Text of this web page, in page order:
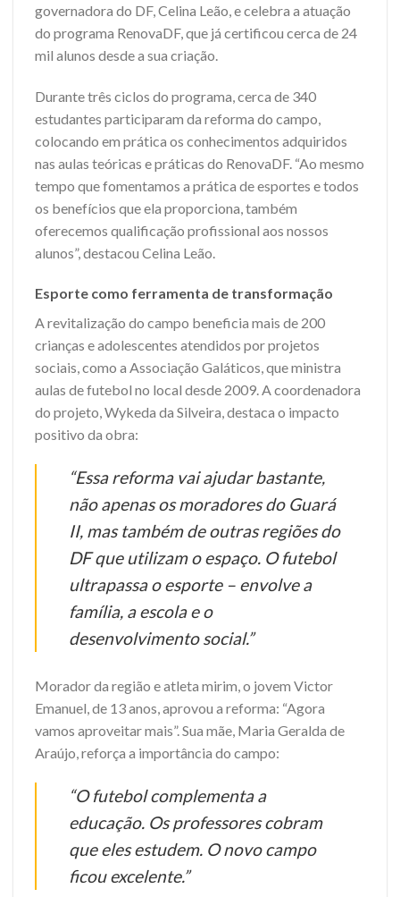
governadora do DF, Celina Leão, e celebra a atuação
do programa RenovaDF, que já certificou cerca de 24
mil alunos desde a sua criação.
Durante três ciclos do programa, cerca de 340
estudantes participaram da reforma do campo,
colocando em prática os conhecimentos adquiridos
nas aulas teóricas e práticas do RenovaDF. “Ao mesmo
tempo que fomentamos a prática de esportes e todos
os benefícios que ela proporciona, também
oferecemos qualificação profissional aos nossos
alunos”, destacou Celina Leão.
Esporte como ferramenta de transformação
A revitalização do campo beneficia mais de 200
crianças e adolescentes atendidos por projetos
sociais, como a Associação Galáticos, que ministra
aulas de futebol no local desde 2009. A coordenadora
do projeto, Wykeda da Silveira, destaca o impacto
positivo da obra:
“Essa reforma vai ajudar bastante,
não apenas os moradores do Guará
II, mas também de outras regiões do
DF que utilizam o espaço. O futebol
ultrapassa o esporte – envolve a
família, a escola e o
desenvolvimento social.”
Morador da região e atleta mirim, o jovem Victor
Emanuel, de 13 anos, aprovou a reforma: “Agora
vamos aproveitar mais”. Sua mãe, Maria Geralda de
Araújo, reforça a importância do campo:
“O futebol complementa a
educação. Os professores cobram
que eles estudem. O novo campo
ficou excelente.”